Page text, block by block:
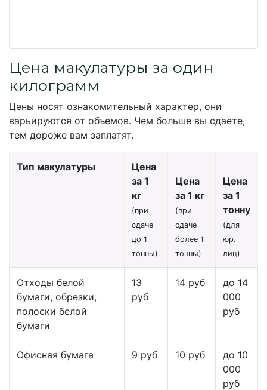
Цена макулатуры за один
килограмм
Цены носят ознакомительный характер, они
варьируются от объемов. Чем больше вы сдаете,
тем дороже вам заплатят.
Тип макулатуры
Цена
за 1
кг
(при
сдаче
до 1
тонны)
Цена
за 1 кг
(при
сдаче
более 1
тонны)
Цена
за 1
тонну
(для
юр.
лиц)
Отходы белой
бумаги, обрезки,
полоски белой
бумаги
13
руб
14 руб
до 14
000
руб
Офисная бумага 9 руб 10 руб
до 10
000
руб